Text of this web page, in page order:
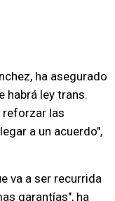
ha asegurado
habrá ley trans.
reforzar las
a un acuerdo",
va a ser recurrida
garantías", ha